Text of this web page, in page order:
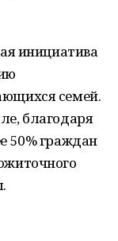
инициатива
семей.
благодаря
50% граждан